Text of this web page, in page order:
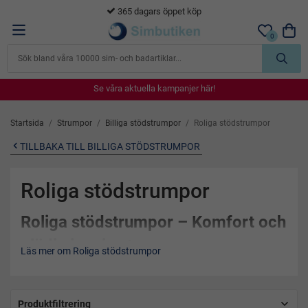
365 dagars öppet köp
0
Se våra aktuella kampanjer här!
Se våra aktuella kampanjer här!
Se våra aktuella kampanjer här!
Se våra aktuella kampanjer här!
Startsida / Strumpor / Billiga stödstrumpor / Roliga stödstrumpor
TILLBAKA TILL BILLIGA STÖDSTRUMPOR
Roliga stödstrumpor
Roliga stödstrumpor – Komfort och
glädje i varje steg
är skapade för att ge dig det bästa av två världar: effektiv
Läs mer om Roliga stödstrumpor
Produktfiltrering